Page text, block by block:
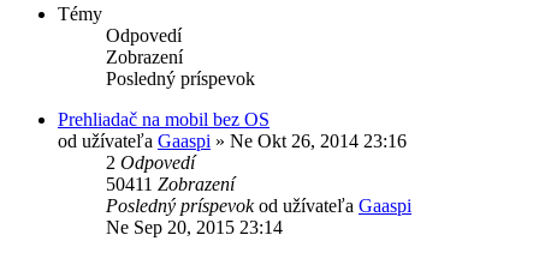
Témy
Odpovedí
Zobrazení
Posledný príspevok
Prehliadač na mobil bez OS
od užívateľa Gaaspi » Ne Okt 26, 2014 23:16
2 Odpovedí
50411 Zobrazení
Posledný príspevokod užívateľa Gaaspi
Ne Sep 20, 2015 23:14